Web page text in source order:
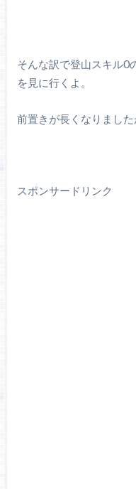
そんな訳で登山スキル0
を見に行くよ。
前置きが長くなりまし
スポンサードリンク